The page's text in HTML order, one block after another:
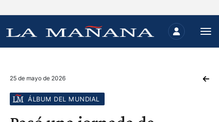
25 de mayo de 2026
ÁLBUM DEL MUNDIAL